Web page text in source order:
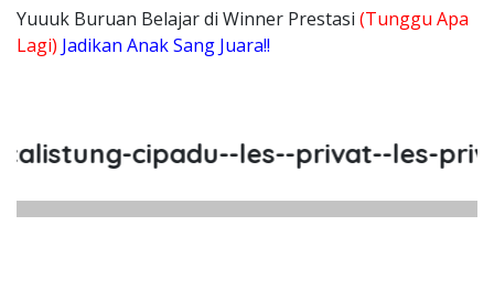
Yuuuk Buruan Belajar di Winner Prestasi (Tunggu Apa
Lagi) Jadikan Anak Sang Juara!!
cipadu--les--privat--les-